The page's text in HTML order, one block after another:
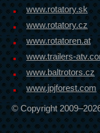
www.rotatory.sk
www.rotatory.cz
www.rotatoren.at
www.trailers-
www.baltrotors.cz
www.jpjforest.com
© Copyright